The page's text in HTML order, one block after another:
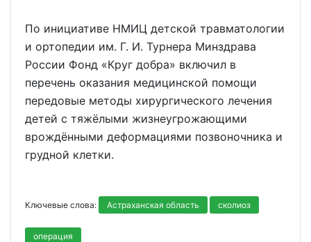
По инициативе НМИЦ детской травматологии
и ортопедии им. Г. И. Турнера Минздрава
России Фонд «Круг добра» включил в
перечень оказания медицинской помощи
передовые методы хирургического лечения
детей с тяжёлыми жизнеугрожающими
врождёнными деформациями позвоночника и
грудной клетки.
Ключевые слова: Астраханская область сколиоз
операция